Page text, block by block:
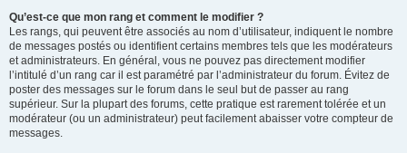
Qu’est-ce que mon rang et comment le modifier ?
Les rangs, qui peuvent être associés au nom d’utilisateur, indiquent le nombre
de messages postés ou identifient certains membres tels que les modérateurs
et administrateurs. En général, vous ne pouvez pas directement modifier
l’intitulé d’un rang car il est paramétré par l’administrateur du forum. Évitez de
poster des messages sur le forum dans le seul but de passer au rang
supérieur. Sur la plupart des forums, cette pratique est rarement tolérée et un
modérateur (ou un administrateur) peut facilement abaisser votre compteur de
messages.